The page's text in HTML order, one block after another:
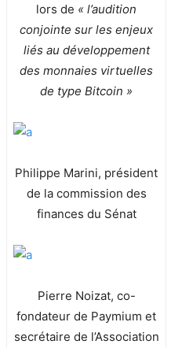
lors de « l’audition
conjointe sur les enjeux
liés au développement
des monnaies virtuelles
de type Bitcoin »
Philippe Marini, président
de la commission des
finances du Sénat
Pierre Noizat, co-
fondateur de Paymium et
secrétaire de l’Association